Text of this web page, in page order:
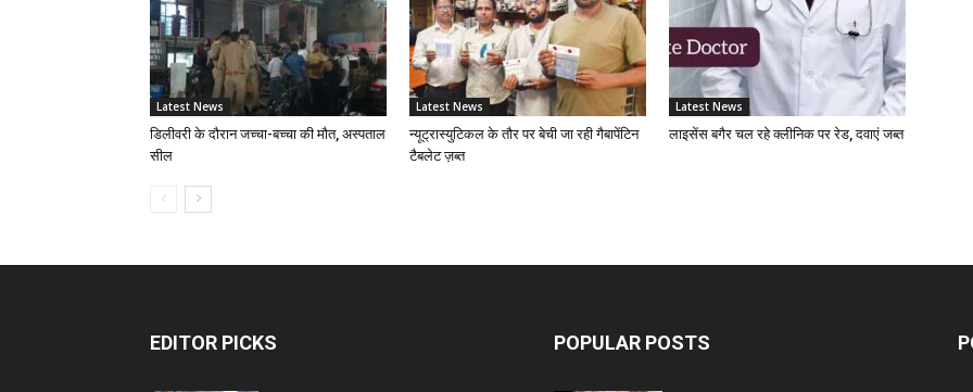
Latest News
डिलीवरी के दौरान जच्चा-बच्चा की मौत, अस्पताल
सील
Latest News
न्यूट्रास्युटिकल के तौर पर बेची जा रही गैबापेंटिन
टैबलेट ज़ब्त
Latest News
लाइसेंस बगैर चल रहे क्लीनिक पर रेड, दवाएं जब्त
EDITOR PICKS POPULAR POSTS